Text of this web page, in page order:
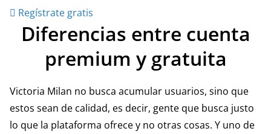
Regístrate gratis
Diferencias entre cuenta
premium y gratuita
Victoria Milan no busca acumular usuarios, sino que
estos sean de calidad, es decir, gente que busca justo
lo que la plataforma ofrece y no otras cosas. Y uno de